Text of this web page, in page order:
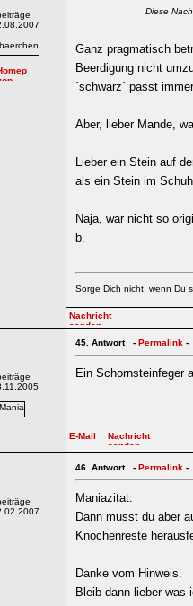
Diese
Ganz pragmatisch
Beerdigung nicht
´schwarz´ passt
Aber, lieber Mande,
Lieber ein Stein auf
als ein Stein im
Naja, war nicht so
b.
Sorge Dich nicht, wenn Du
45. Antwort - Permalink -
Ein Schornsteinfeger
46. Antwort - Permalink -
Maniazitat:
Dann musst du aber
Knochenreste
Danke vom Hinweis.
Bleib dann lieber was